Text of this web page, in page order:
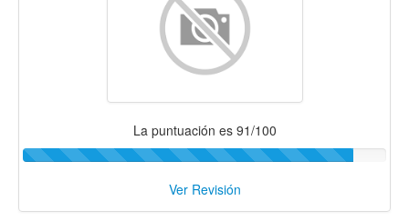
La puntuación es 91/100
Ver Revisión